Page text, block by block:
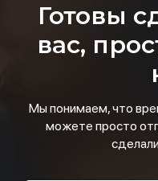
Готовы
вас,
Мы понимаем, что
можете просто